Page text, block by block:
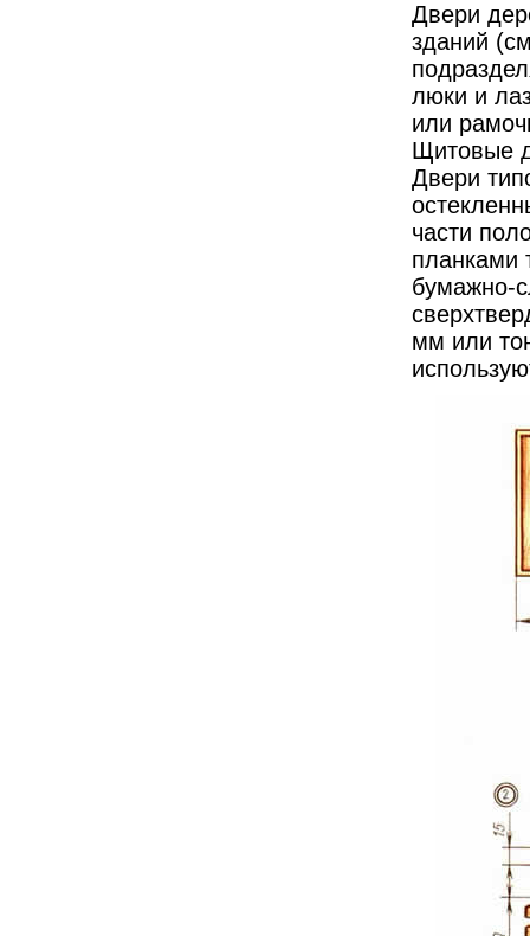
Двери
зданий
люки и
или
Щитовые
Двери
части
планками
бумажно-
мм или